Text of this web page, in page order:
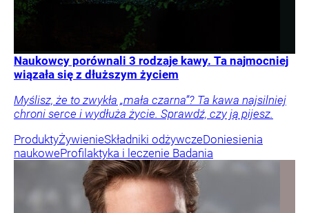
Naukowcy porównali 3 rodzaje kawy. Ta najmocniej
wiązała się z dłuższym życiem
Myślisz, że to zwykła „mała czarna”? Ta kawa najsilniej
chroni serce i wydłuża życie. Sprawdź, czy ją pijesz.
ProduktyŻywienieSkładniki odżywczeDoniesienia
naukoweProfilaktyka i leczenie Badania